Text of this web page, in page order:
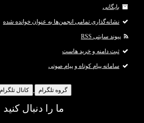
بایگانی
نشانه‌گذاری تمامی انجمن‌ها به عنوان خوانده شده
پیوند سایتی RSS
ثبت دامنه و خرید هاست
سامانه پیام کوتاه و پیام صوتی
گروه تلگرام کانال تلگرام
ما را دنبال کنید